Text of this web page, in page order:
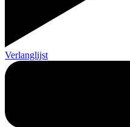
Verlanglijst